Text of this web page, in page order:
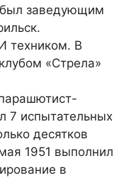
был заведующим
техником. В
«Стрела»
7 испытательных
десятков
1951 выполнил
в